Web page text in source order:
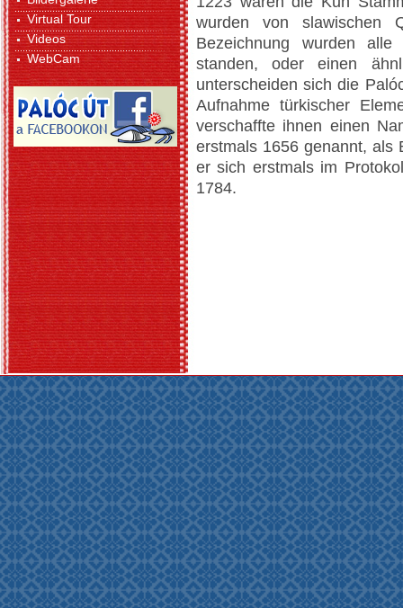
Virtual Tour
Videos
WebCam
wurden von slawischen
Bezeichnung wurden
standen, oder einen
unterscheiden sich die
Aufnahme türkischer
verschaffte ihnen einen
erstmals 1656 genannt, als
er sich erstmals im
1784.